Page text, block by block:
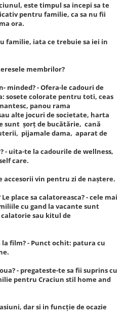
este timpul sa incepi sa te
pentru familie, ca sa nu fii
ora.
familie, iata ce trebuie sa iei in
membrilor?
minded? - Ofera-le cadouri de
sosete colorate pentru toti, ceas
panou rama
alte jocuri de societate, harta
sunt șorț de bucătărie, cană
pijamale dama, aparat de
- uita-te la cadourile de wellness,
care.
accesorii vin pentru zi de naștere.
place sa calatoreasca? - cele mai
cu gand la vacante sunt
sau kitul de
film? - Punct ochit: patura cu
- pregateste-te sa fii suprins cu
pentru Craciun stil home and
dar si in funcție de ocazie